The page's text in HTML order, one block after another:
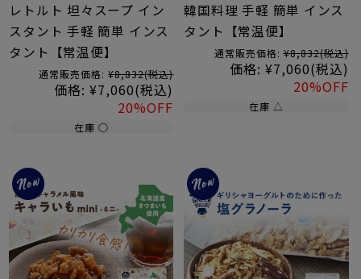
レトルト 坦々スープ イン
スタント 手軽 簡単 インス
タント【常温便】
通常販売価格: ¥8,832(税込)
価格: ¥7,060(税込)
20%OFF
在庫 ○
韓国料理 手軽 簡単 インス
タント【常温便】
通常販売価格: ¥8,832(税込)
価格: ¥7,060(税込)
20%OFF
在庫 △